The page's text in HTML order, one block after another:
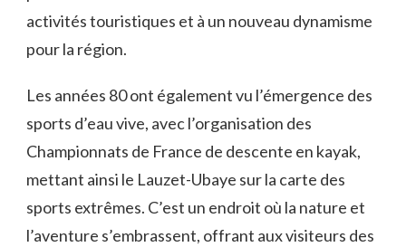
activités touristiques et à un nouveau dynamisme
pour la région.
Les années 80 ont également vu l’émergence des
sports d’eau vive, avec l’organisation des
Championnats de France de descente en kayak,
mettant ainsi le Lauzet-Ubaye sur la carte des
sports extrêmes. C’est un endroit où la nature et
l’aventure s’embrassent, offrant aux visiteurs des